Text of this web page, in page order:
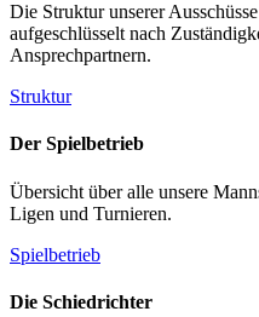
Die Struktur unserer
aufgeschlüsselt nach
Ansprechpartnern.
Struktur
Der Spielbetrieb
Übersicht über alle unsere
Ligen und Turnieren.
Spielbetrieb
Die Schiedrichter